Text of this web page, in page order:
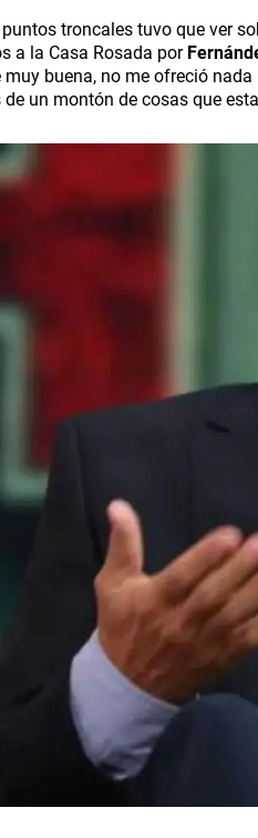
troncales tuvo que ver
a la Casa Rosada por
buena, no me ofreció
de un montón de cosas que